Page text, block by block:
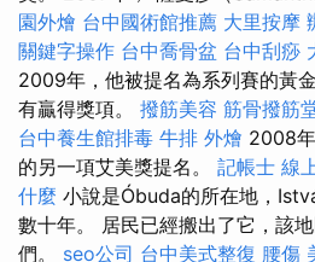
園外燴 台中國術館推薦 大里按摩
關鍵字操作 台中喬骨盆 台中刮痧
2009年，他被提名為系列賽的黃
有贏得獎項。 撥筋美容 筋骨撥筋
台中養生館排毒 牛排 外燴 2008
的另一項艾美獎提名。 記帳士 線
什麼 小說是Óbuda的所在地，
數十年。 居民已經搬出了它，該
們。 seo公司 台中美式整復 腰傷